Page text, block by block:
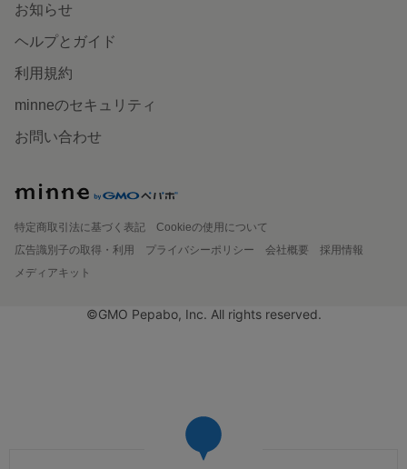
お知らせ
ヘルプとガイド
利用規約
minneのセキュリティ
お問い合わせ
特定商取引法に基づく表記
Cookieの使用について
広告識別子の取得・利用
プライバシーポリシー 会社概要
採用情報
メディアキット
©GMO Pepabo, Inc. All rights reserved.